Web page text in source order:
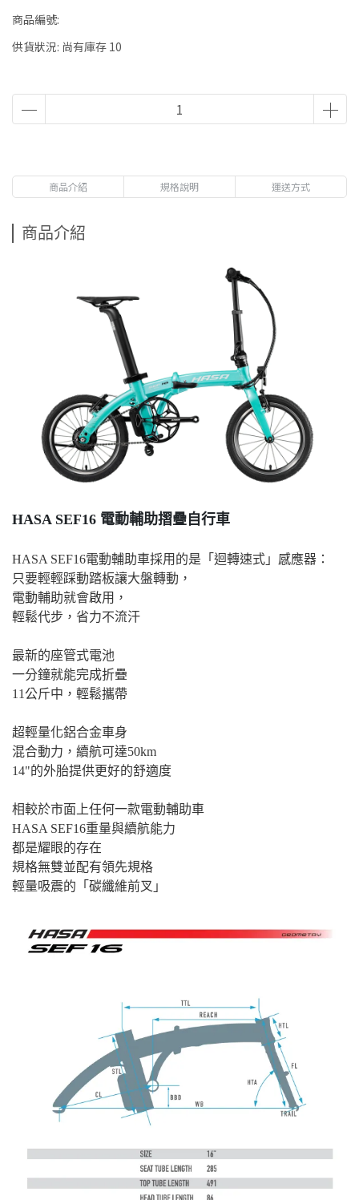
商品編號:
供貨狀況: 尚有庫存 10
商品介紹 規格說明 運送方式
商品介紹
HASA SEF16 電動輔助摺疊自行車
HASA SEF16電動輔助車採用的是「迴轉速式」感應器：
只要輕輕踩動踏板讓大盤轉動，
電動輔助就會啟用，
輕鬆代步，省力不流汗
最新的座管式電池
一分鐘就能完成折疊
11公斤中，輕鬆攜帶
超輕量化鋁合金車身
混合動力，續航可達50km
14"的外胎提供更好的舒適度
相較於市面上任何一款電動輔助車
HASA SEF16重量與續航能力
都是耀眼的存在
規格無雙並配有領先規格
輕量吸震的「碳纖維前叉」